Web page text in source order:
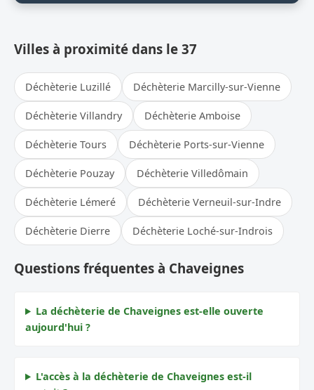
Villes à proximité dans le 37
Déchèterie Luzillé Déchèterie Marcilly-sur-Vienne
Déchèterie Villandry Déchèterie Amboise
Déchèterie Tours Déchèterie Ports-sur-Vienne
Déchèterie Pouzay Déchèterie Villedômain
Déchèterie Lémeré Déchèterie Verneuil-sur-Indre
Déchèterie Dierre Déchèterie Loché-sur-Indrois
Questions fréquentes à Chaveignes
La déchèterie de Chaveignes est-elle ouverte
aujourd'hui ?
L'accès à la déchèterie de Chaveignes est-il